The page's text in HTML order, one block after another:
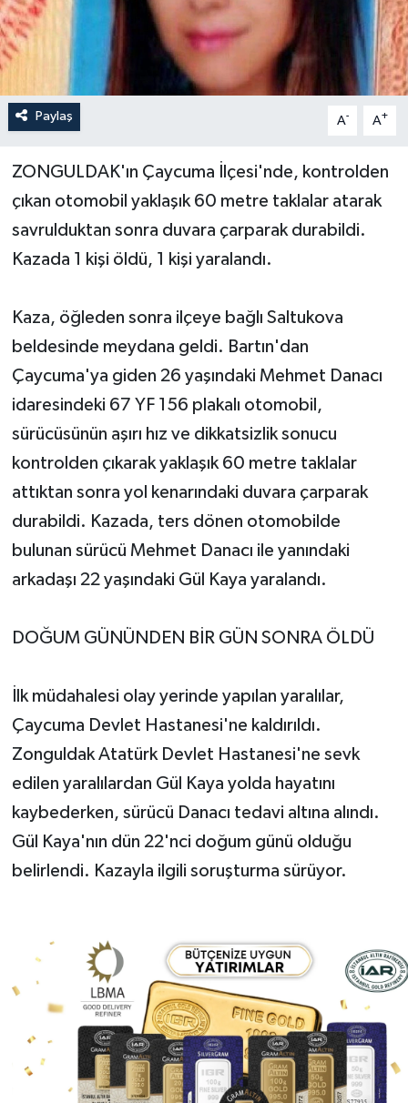
Paylaş A- A+
ZONGULDAK'ın Çaycuma İlçesi'nde, kontrolden
çıkan otomobil yaklaşık 60 metre taklalar atarak
savrulduktan sonra duvara çarparak durabildi.
Kazada 1 kişi öldü, 1 kişi yaralandı.
Kaza, öğleden sonra ilçeye bağlı Saltukova
beldesinde meydana geldi. Bartın'dan
Çaycuma'ya giden 26 yaşındaki Mehmet Danacı
idaresindeki 67 YF 156 plakalı otomobil,
sürücüsünün aşırı hız ve dikkatsizlik sonucu
kontrolden çıkarak yaklaşık 60 metre taklalar
attıktan sonra yol kenarındaki duvara çarparak
durabildi. Kazada, ters dönen otomobilde
bulunan sürücü Mehmet Danacı ile yanındaki
arkadaşı 22 yaşındaki Gül Kaya yaralandı.
DOĞUM GÜNÜNDEN BİR GÜN SONRA ÖLDÜ
İlk müdahalesi olay yerinde yapılan yaralılar,
Çaycuma Devlet Hastanesi'ne kaldırıldı.
Zonguldak Atatürk Devlet Hastanesi'ne sevk
edilen yaralılardan Gül Kaya yolda hayatını
kaybederken, sürücü Danacı tedavi altına alındı.
Gül Kaya'nın dün 22'nci doğum günü olduğu
belirlendi. Kazayla ilgili soruşturma sürüyor.
Tarım
Turizm
Yerel Yönetimler
DÜNYA
YEREL